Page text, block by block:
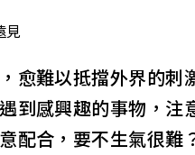
見
愈難以抵擋外界的刺
到感興趣的事物，注
配合，要不生氣很難